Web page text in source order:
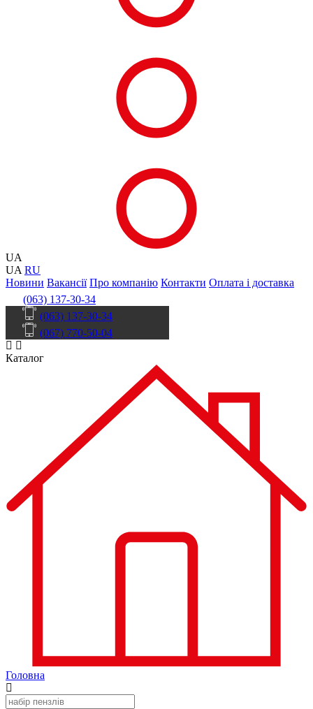
UA
UA RU
Новини Вакансії Про компанію Контакти Оплата і доставка
(063) 137-30-34
(063) 137-30-34
(067) 770-50-04
Каталог
Головна